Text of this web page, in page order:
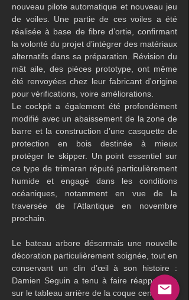
nouveau pilote automatique et nouveau jeu
de voiles. Une partie de ces voiles a été
réalisée à base de fibre d’ortie, confirmant
la volonté du projet d’intégrer des matériaux
alternatifs dans sa préparation. Révision du
mât aile, des pièces prototype, ont même
été renvoyées chez leur fabricant d'origine
pour vérifications, voire améliorations.
Le cockpit a également été profondément
modifié avec un abaissement de la zone de
barre et la construction d’une casquette de
protection en bois destinée à mieux
protéger le skipper. Un point essentiel sur
ce type de trimaran réputé particulièrement
humide et engagé dans les conditions
océaniques, notamment en vue de la
traversée de l’Atlantique en novembre
prochain.
Le bateau arbore désormais une nouvelle
décoration particulièrement soignée, tout en
conservant un clin d’œil à son histoire :
Damien Seguin a tenu à faire réapparaître
sur le tableau arrière de la coque centrale le